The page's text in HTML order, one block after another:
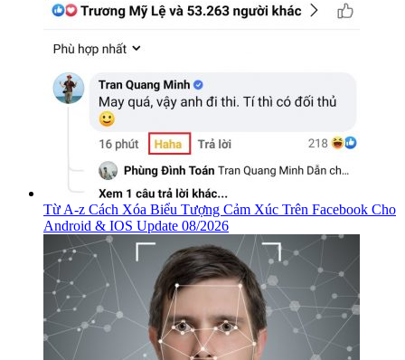
Từ A-z Cách Xóa Biểu Tượng Cảm Xúc Trên Facebook Cho
Android & IOS Update 08/2026